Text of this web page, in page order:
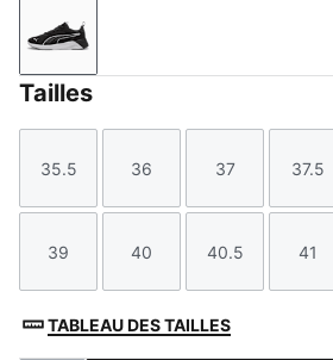
PUMA Black-PUMA White-
Tailles
Taille
35.5
Taille
36
Taille
37 37.5
Taille
39
Taille
40
Taille
40.5 41
TABLEAU DES TAILLES